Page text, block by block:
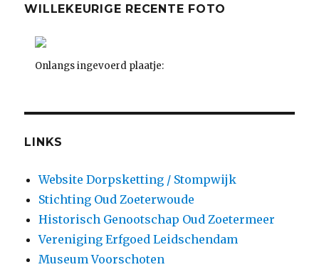
WILLEKEURIGE RECENTE FOTO
Onlangs ingevoerd plaatje:
LINKS
Website Dorpsketting / Stompwijk
Stichting Oud Zoeterwoude
Historisch Genootschap Oud Zoetermeer
Vereniging Erfgoed Leidschendam
Museum Voorschoten